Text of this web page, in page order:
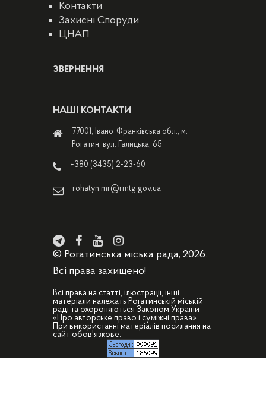
Контакти
Захисні Споруди
ЦНАП
ЗВЕРНЕННЯ
НАШІ КОНТАКТИ
77001, Івано-Франківська обл., м.
Рогатин, вул. Галицька, 65
+380 (3435) 2-23-60
rohatyn.mr@rmtg.gov.ua
© Рогатинська міська рада, 2026.
Всі права захищено!
Всі права на статті, ілюстрації, інші
матеріали належать Рогатинській міській
раді та охороняються Законом України
«Про авторське право і суміжні права».
При використанні матеріалів посилання на
сайт обов'язкове.